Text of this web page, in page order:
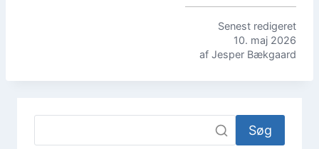
Sene­st redi­ge­ret
10. maj 2026
af Jes­per Bæk­gaard
Søg